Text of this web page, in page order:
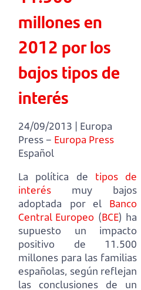
millones en
2012 por los
bajos tipos de
interés
24/09/2013 | Europa
Press – Europa Press
Español
La política de tipos de
interés muy bajos
adoptada por el Banco
Central Europeo (BCE) ha
supuesto un impacto
positivo de 11.500
millones para las familias
españolas, según reflejan
las conclusiones de un